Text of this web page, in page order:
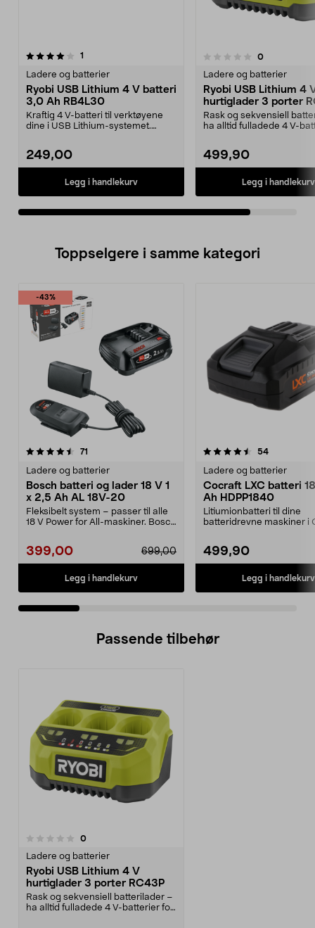
1
Ladere og batterier
Ryobi USB Lithium 4 V batteri
3,0 Ah RB4L30
Kraftig 4 V-batteri til verktøyene
dine i USB Lithium-systemet.
249,00
Legg i handlekurv
0.0 av 5 stjerner 0anmeldelser
Ladere og batterier
Ryobi USB Lithium 4
hurtiglader 3 porter
Rask og sekvensiell
ha alltid fulladede 4 V-
499,90
Legg i handlekurv
Toppselgere i samme kategori
-43%
71
Ladere og batterier
Bosch batteri og lader 18 V 1
x 2,5 Ah AL 18V-20
Fleksibelt system – passer til alle
18 V Power for All-maskiner. Bosch
399,00 699,00
Legg i handlekurv
4.5 av 5 stjerner 54
Ladere og batterier
Cocraft LXC batteri
Ah HDPP1840
Litiumionbatteri til dine
batteridrevne maskiner i
499,90
Legg i handlekurv
5.0 av 5 stjerner
Passende tilbehør
0anmeldelser
Ladere og batterier
Ryobi USB Lithium 4 V
hurtiglader 3 porter RC43P
Rask og sekvensiell batterilader –
ha alltid fulladede 4 V-batterier for